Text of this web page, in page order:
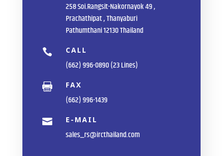
258 Soi.Rangsit-Nakornayok 49 ,
Prachathipat , Thanyaburi
Pathumthani 12130 Thailand
 CALL
(662) 996-0890 (23 Lines)
 FAX
(662) 996-1439
 E-MAIL
sales_rs@ircthailand.com